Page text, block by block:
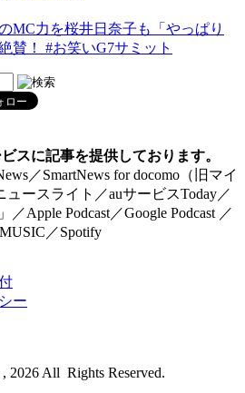
MC力を桜井日奈子も「やっぱり
賛！ #お笑いG7サミット
スに記事を提供しております。
／SmartNews for docomo（旧マイ
ュースライト／auサービスToday／
Apple Podcast／Google Podcast ／
／Spotify
ー
All Rights Reserved.